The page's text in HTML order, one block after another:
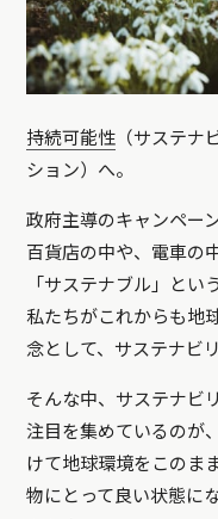
持続可能性 （サステナ
ション）へ。
政府主導のキャンペー
百貨店の中や、電車の
「サステナブル」とい
私たちがこれからも地
念として、サステナビ
そんな中、サステナビ
注目を集めているのが
けて地球環境をこのま
物にとって良い状態に